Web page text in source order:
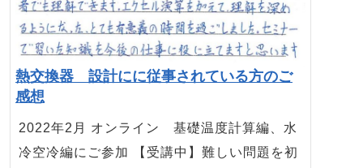
熱交換器 設計にに従事されている方のご
感想
2022年2月 オンライン 基礎温度計算編、水
冷空冷編にご参加 【受講中】難しい問題を初